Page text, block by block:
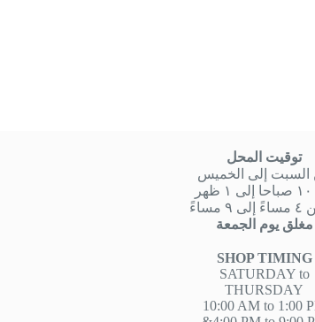
توقيت المحل
السبت إلى الخميس
مساءً
مغلق يوم الجمعة
SHOP TIMING
SATURDAY to
THURSDAY
10:00 AM to 1:00